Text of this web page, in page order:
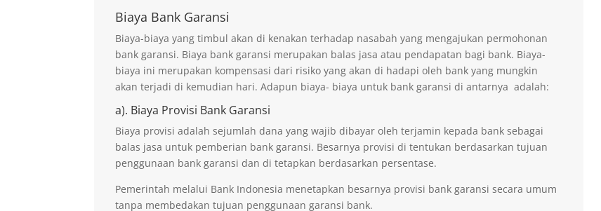
Biaya Bank Garansi
Biaya-biaya yang timbul akan di kenakan terhadap nasabah yang mengajukan permohonan
bank garansi. Biaya bank garansi merupakan balas jasa atau pendapatan bagi bank. Biaya-
biaya ini merupakan kompensasi dari risiko yang akan di hadapi oleh bank yang mungkin
akan terjadi di kemudian hari. Adapun biaya- biaya untuk bank garansi di antarnya adalah:
a). Biaya Provisi Bank Garansi
Biaya provisi adalah sejumlah dana yang wajib dibayar oleh terjamin kepada bank sebagai
balas jasa untuk pemberian bank garansi. Besarnya provisi di tentukan berdasarkan tujuan
penggunaan bank garansi dan di tetapkan berdasarkan persentase.
Pemerintah melalui Bank Indonesia menetapkan besarnya provisi bank garansi secara umum
tanpa membedakan tujuan penggunaan garansi bank.